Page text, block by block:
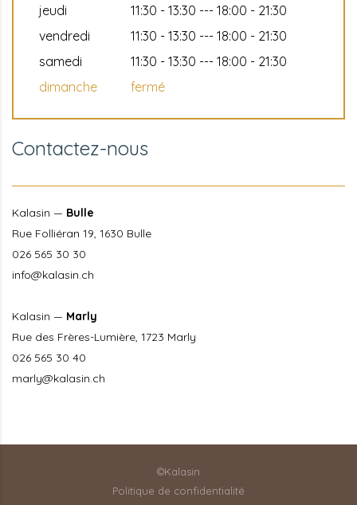
jeudi
11:30 - 13:30 --- 18:00 - 21:30
vendredi
11:30 - 13:30 --- 18:00 - 21:30
samedi
11:30 - 13:30 --- 18:00 - 21:30
dimanche
fermé
Contactez-nous
Kalasin — Bulle
Rue Folliéran 19, 1630 Bulle
026 565 30 30
info@kalasin.ch
Kalasin — Marly
Rue des Frères-Lumière, 1723 Marly
026 565 30 40
marly@kalasin.ch
©Kalasin
Politique de confidentialité